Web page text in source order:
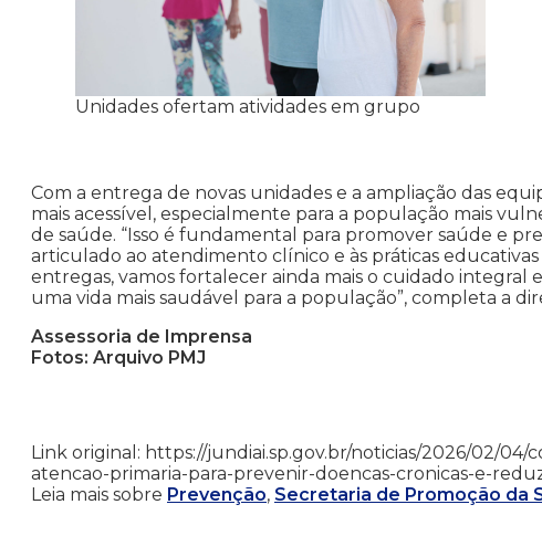
Unidades ofertam atividades em grupo
Com a entrega de novas unidades e a ampliação das
mais acessível, especialmente para a população mais
de saúde. “Isso é fundamental para promover saúde e
articulado ao atendimento clínico e às práticas
entregas, vamos fortalecer ainda mais o cuidado integral
uma vida mais saudável para a população”, completa a
Assessoria de Imprensa
Fotos: Arquivo PMJ
Link original: https://jundiai.sp.gov.br/noticias/2026/02/
atencao-primaria-para-prevenir-doencas-cronicas-e-
Leia mais sobre Prevenção, Secretaria de Promoção da